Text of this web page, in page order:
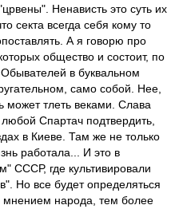
Ненависть это суть их
секта всегда себя кому то
А я говорю про
общество и состоит, по
в буквальном
само собой. Нее,
может тлеть веками. Слава
Спартач подтвердить,
в Киеве. Там же не только
работала... И это в
СССР, где культивировали
Но все будет определяться
мнением народа, тем более